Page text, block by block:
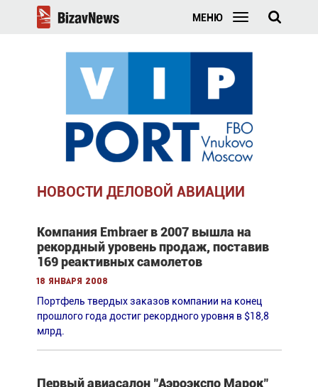
МЕНЮ
НОВОСТИ ДЕЛОВОЙ АВИАЦИИ
Компания Embraer в 2007 вышла на
рекордный уровень продаж, поставив
169 реактивных самолетов
18 января 2008
Портфель твердых заказов компании на конец
прошлого года достиг рекордного уровня в $18,8
млрд.
Первый авиасалон "Аэроэкспо Марок"